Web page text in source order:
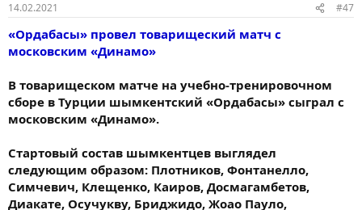
14.02.2021 #47
«Ордабасы» провел товарищеский матч с
московским «Динамо»
В товарищеском матче на учебно-тренировочном
сборе в Турции шымкентский «Ордабасы» сыграл с
московским «Динамо».
Стартовый состав шымкентцев выглядел
следующим образом: Плотников, Фонтанелло,
Симчевич, Клещенко, Каиров, Досмагамбетов,
Диакате, Осучукву, Бриджидо, Жоао Пауло,